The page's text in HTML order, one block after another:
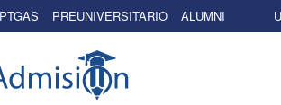
PTGAS PREUNIVERSITARIO ALUMNI